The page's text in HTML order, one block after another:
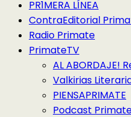
PR1MERA LÍNEA
ContraEditorial
Radio Primate
PrimateTV
AL ABORDAJE!
Valkirias
PIENSAPRIMATE
Podcast